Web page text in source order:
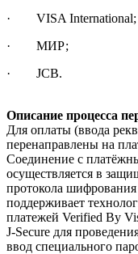
· VISA International;
· МИР;
· JCB.
Описание процесса
Для оплаты (ввода
перенаправлены на
Соединение с
осуществляется в
протокола
поддерживает
платежей Verified By
J-Secure для
ввод специального